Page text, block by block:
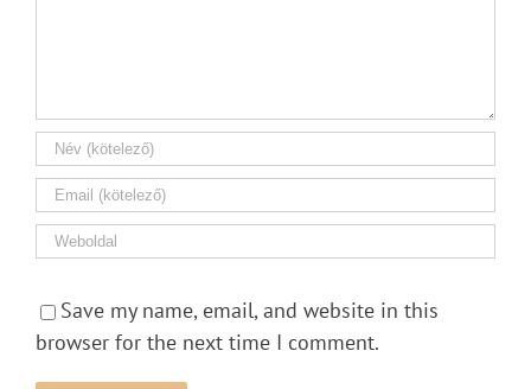
Save my name, email, and website in this
browser for the next time I comment.